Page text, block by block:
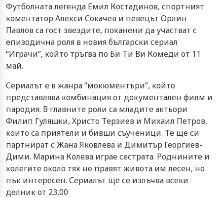
Футболната легенда Емил Костадинов, спортният
коментатор Алекси Сокачев и певецът Орлин
Павлов са гост звездите, поканени да участват с
епизодична роля в новия български сериал
“Играчи”, който тръгва по Би Ти Ви Комеди от 11
май.
Сериалът е в жанра “мокюментъри”, който
представлява комбинация от документален филм и
пародия. В главните роли са младите актьори
Филип Гуляшки, Христо Терзиев и Михаил Петров,
които са приятели и бивши съученици. Те ще си
партнират с Жана Яковлева и Димитър Георгиев-
Дими. Марина Колева играе сестрата. Роднините и
колегите около тях не правят живота им лесен, но
пък интересен. Сериалът ще се излъчва всеки
делник от 23,00